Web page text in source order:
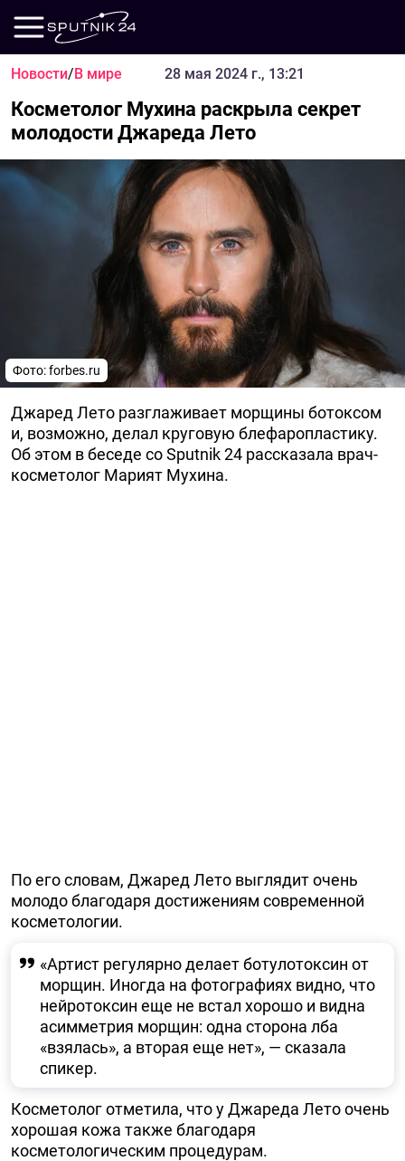
Новости/В мире 28 мая 2024 г., 13:21
Косметолог Мухина раскрыла секрет
молодости Джареда Лето
Фото: forbes.ru
Джаред Лето разглаживает морщины ботоксом
и, возможно, делал круговую блефаропластику.
Об этом в беседе со Sputnik 24 рассказала врач-
косметолог Марият Мухина.
По его словам, Джаред Лето выглядит очень
молодо благодаря достижениям современной
косметологии.
«Артист регулярно делает ботулотоксин от
морщин. Иногда на фотографиях видно, что
нейротоксин еще не встал хорошо и видна
асимметрия морщин: одна сторона лба
«взялась», а вторая еще нет», — сказала
спикер.
Косметолог отметила, что у Джареда Лето очень
хорошая кожа также благодаря
косметологическим процедурам.